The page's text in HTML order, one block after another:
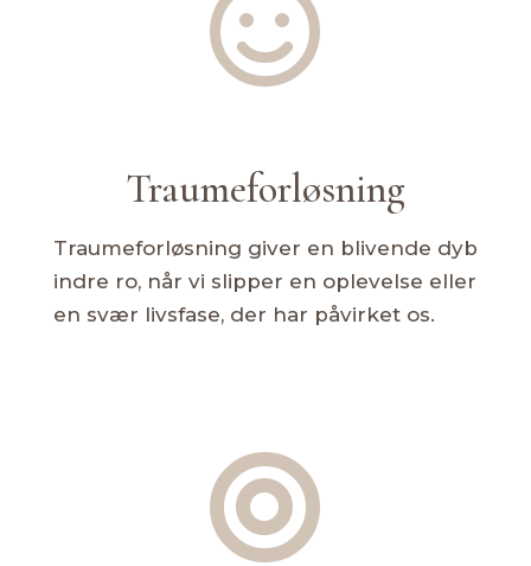

Traumeforløsning
Traumeforløsning giver en blivende dyb
indre ro, når vi slipper en oplevelse eller
en svær livsfase, der har påvirket os.
